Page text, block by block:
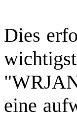
Dies
eine